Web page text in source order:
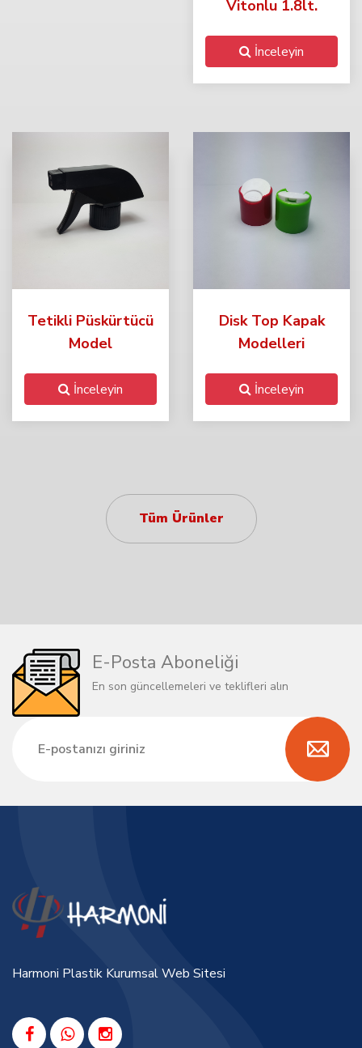
Vitonlu 1.8lt.
İnceleyin
Tetikli Püskürtücü
Model
İnceleyin
Disk Top Kapak
Modelleri
İnceleyin
Tüm Ürünler
E-Posta Aboneliği
En son güncellemeleri ve teklifleri alın
Harmoni Plastik Kurumsal Web Sitesi